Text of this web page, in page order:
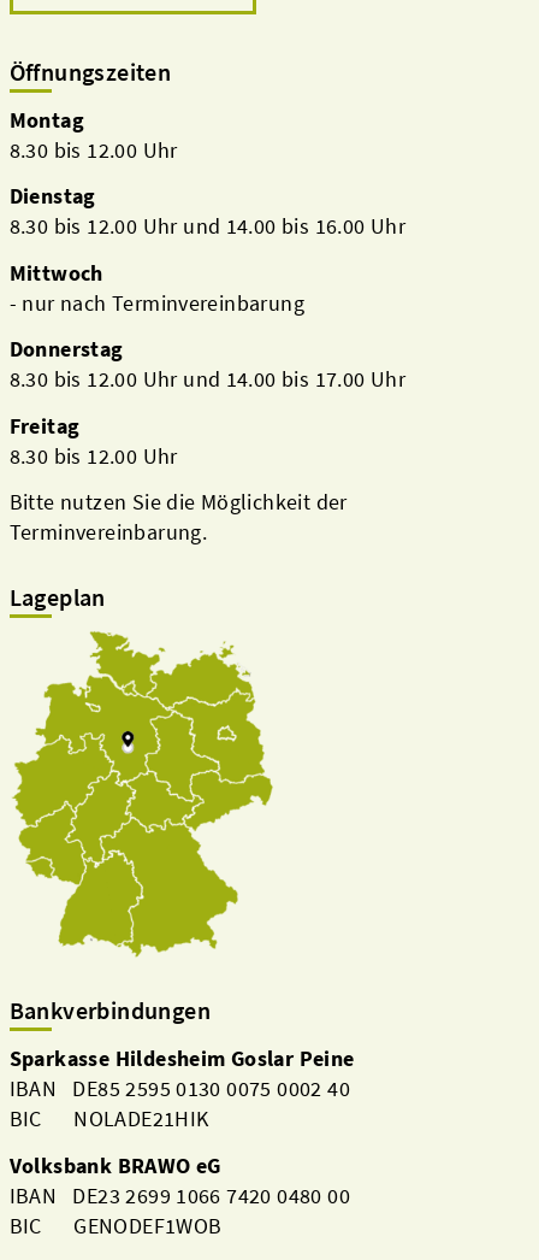
Öffnungszeiten
Montag
8.30 bis 12.00 Uhr
Dienstag
8.30 bis 12.00 Uhr und 14.00 bis 16.00 Uhr
Mittwoch
- nur nach Terminvereinbarung
Donnerstag
8.30 bis 12.00 Uhr und 14.00 bis 17.00 Uhr
Freitag
8.30 bis 12.00 Uhr
Bitte nutzen Sie die Möglichkeit der
Terminvereinbarung.
Lageplan
Bankverbindungen
Sparkasse Hildesheim Goslar Peine
IBAN DE85 2595 0130 0075 0002 40
BIC NOLADE21HIK
Volksbank BRAWO eG
IBAN DE23 2699 1066 7420 0480 00
BIC GENODEF1WOB